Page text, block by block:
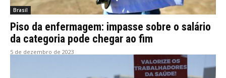
Brasil
Piso da enfermagem: impasse sobre o salário
da categoria pode chegar ao fim
5 de dezembro de 2023